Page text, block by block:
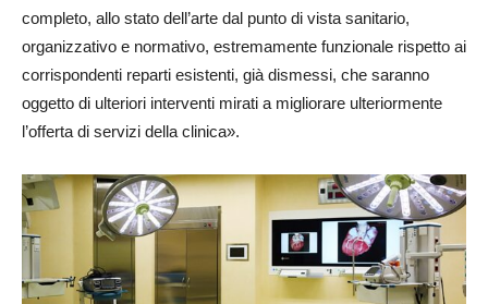
completo, allo stato dell’arte dal punto di vista sanitario,
organizzativo e normativo, estremamente funzionale rispetto ai
corrispondenti reparti esistenti, già dismessi, che saranno
oggetto di ulteriori interventi mirati a migliorare ulteriormente
l’offerta di servizi della clinica».